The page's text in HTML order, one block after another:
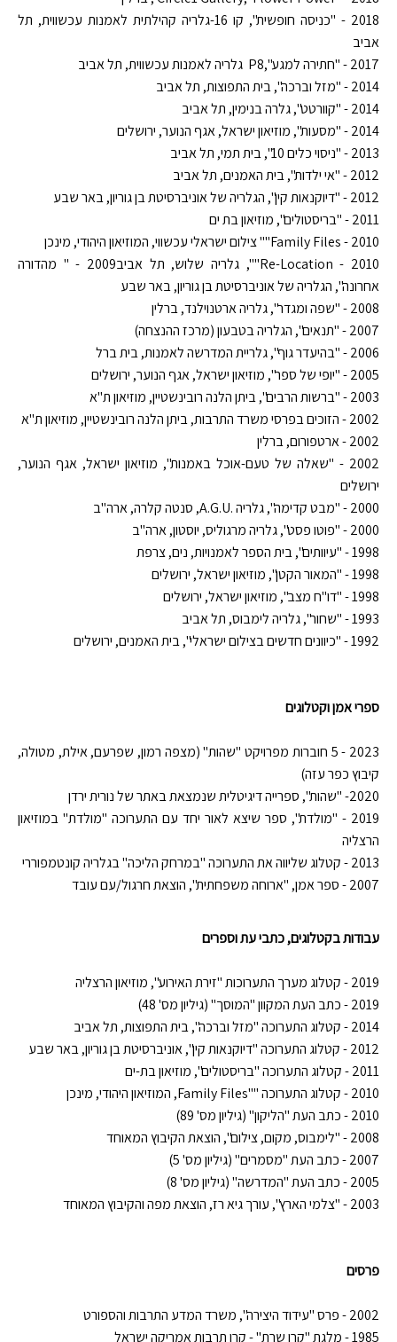
2018 - "כניסה חופשית", קו 16-גלריה קהילתית לאמנות עכשווית, תל
אביב
2017 - "חתירה למגע",
P8 גלריה לאמנות עכשווית, תל אביב
2014 - "מזל וברכה", בית התפוצות, תל אביב
2014 - "קוורטט", גלרה בנימין, תל אביב
2014 - "מסעות", מוזיאון ישראל, אגף הנוער, ירושלים
2013 - "ניסוי כלים 10", בית תמי, תל אביב
2012 - "אי ילדות", בית האמנים, תל אביב
2012 - "דיוקנאות קין", הגלריה של אוניברסיטת בן גוריון, באר שבע
2011 - "בריסטולים", מוזיאון בת ים
2010 -
Family Files" " צילום ישראלי עכשווי, המוזיאון היהודי, מינכן
2010 -
Re-Location"
", גלריה שלוש, תל אביב2009 - " מהדורה
אחרונה", הגלריה של אוניברסיטת בן גוריון, באר שבע
2008 - "שפה ומגדר", גלריה ארטנוילנד, ברלין
2007 - "תנאים", הגלריה בטבעון (מרכז ההנצחה)
2006 - "בהיעדר גוף", גלריית המדרשה לאמנות, בית ברל
2005 - "יופי של ספר", מוזיאון ישראל, אגף הנוער, ירושלים
2003 -
"ברשות הרבים", ביתן הלנה רובינשטיין, מוזיאון ת"א
2002 - הזוכים בפרסי משרד התרבות, ביתן הלנה רובינשטיין, מוזיאון ת"א
2002 - ארטפורום, ברלין
2002 - "שאלה של טעם-אוכל באמנות", מוזיאון ישראל, אגף הנוער,
ירושלים
2000 - "מבט קדימה", גלריה .
U
.
G
.
A, סנטה קלרה, ארה"ב
2000 - "פוטו פסט", גלריה מרגוליס, יוסטון, ארה"ב
1998 - "עיוותים", בית הספר לאמנויות, נים, צרפת
1998 - "המאור הקטן", מוזיאון ישראל, ירושלים
1998 - "דו"ח מצב", מוזיאון ישראל, ירושלים
1993 - "שחור", גלריה לימבוס, תל אביב
1992 - "כיוונים חדשים בצילום ישראלי", בית האמנים, ירושלים
ספרי אמן וקטלוגים
2023 - 5 חוברות מפרויקט "שהות" (מצפה רמון, שפרעם, אילת, מטולה,
קיבוץ כפר עזה)
2020- "שהות", ספרייה דיגיטלית שנמצאת באתר של נורית ירדן
2019 - "מולדת", ספר שיצא לאור יחד עם התערוכה "מולדת" במוזיאון
הרצליה
2013 - קטלוג שליווה את התערוכה "במרחק הליכה" בגלריה קונטמפוררי
2007 - ספר אמן, "ארוחה משפחתית", הוצאת חרגול/עם עובד
עבודות בקטלוגים, כתבי עת וספרים
2019 - קטלוג מערך התערוכות "זירת האירוע", מוזיאון הרצליה
2019 - כתב העת המקוון "המוסך" (גיליון מס' 48)
2014 - קטלוג התערוכה "מזל וברכה", בית התפוצות, תל אביב
2012 - קטלוג התערוכה "דיוקנאות קין", אוניברסיטת בן גוריון, באר שבע
2011 - קטלוג התערוכה "בריסטולים", מוזיאון בת-ים
2010 - קטלוג התערוכה "
"Family Files
, המוזיאון היהודי, מינכן
2010 - כתב העת "הליקון" (גיליון מס' 89)
2008 - "לימבוס, מקום, צילום", הוצאת הקיבוץ המאוחד
2007 - כתב העת "מסמרים" (גיליון מס' 5)
2005 - כתב העת "המדרשה" (גיליון מס' 8)
2003 - "צלמי הארץ", עורך גיא רז, הוצאת מפה והקיבוץ המאוחד
פרסים
2002 - פרס "עידוד היצירה", משרד המדע התרבות והספורט
1985 - מלגת "קרן שרת" - קרן תרבות אמריקה ישראל